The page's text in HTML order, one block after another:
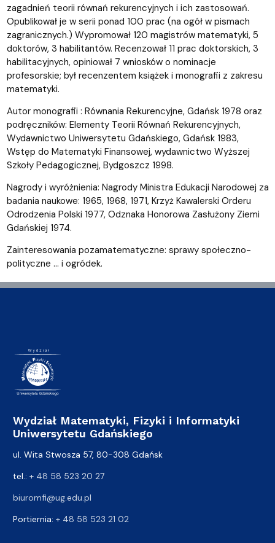
zagadnień teorii równań rekurencyjnych i ich zastosowań.
Opublikował je w serii ponad 100 prac (na ogół w pismach
zagranicznych.) Wypromował 120 magistrów matematyki, 5
doktorów, 3 habilitantów. Recenzował 11 prac doktorskich, 3
habilitacyjnych, opiniował 7 wniosków o nominacje
profesorskie; był recenzentem książek i monografii z zakresu
matematyki.
Autor monografii : Równania Rekurencyjne, Gdańsk 1978 oraz
podręczników: Elementy Teorii Równań Rekurencyjnych,
Wydawnictwo Uniwersytetu Gdańskiego, Gdańsk 1983,
Wstęp do Matematyki Finansowej, wydawnictwo Wyższej
Szkoły Pedagogicznej, Bydgoszcz 1998.
Nagrody i wyróżnienia: Nagrody Ministra Edukacji Narodowej za
badania naukowe: 1965, 1968, 1971, Krzyż Kawalerski Orderu
Odrodzenia Polski 1977, Odznaka Honorowa Zasłużony Ziemi
Gdańskiej 1974.
Zainteresowania pozamatematyczne: sprawy społeczno-
polityczne ... i ogródek.
Wydział Matematyki, Fizyki i Informatyki
Uniwersytetu Gdańskiego
ul. Wita Stwosza 57, 80-308 Gdańsk
tel.: + 48 58 523 20 27
biuromfi@ug.edu.pl
Portiernia: + 48 58 523 21 02